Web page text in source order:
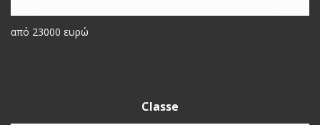
από 23000 ευρώ
Classe